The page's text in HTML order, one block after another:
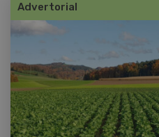
Advertorial